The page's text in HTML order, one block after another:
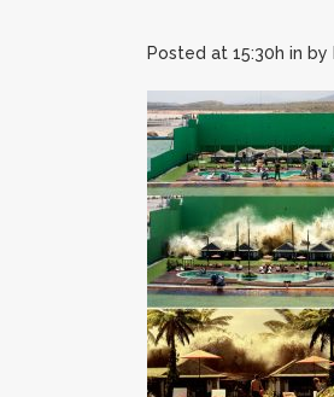
Posted at 15:30h in by